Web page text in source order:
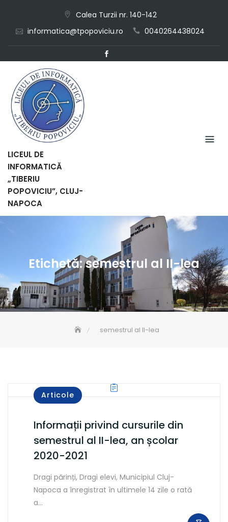
content
Calea Turzii nr. 140-142
informatica@tpopoviciu.ro
0040264438024
LICEUL DE
INFORMATICĂ
„TIBERIU
POPOVICIU”, CLUJ-
NAPOCA
Etichetă:semestrul al II-lea
semestrul al II-lea
Articole
Informații privind cursurile din
semestrul al II-lea, an școlar
2020-2021
Dragi părinți, Dragi elevi, Municipiul Cluj-
Napoca a înregistrat în ultimele 14 zile o rată
a…